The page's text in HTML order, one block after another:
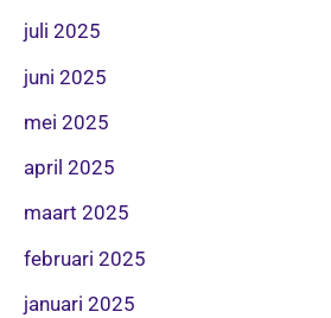
juli 2025
juni 2025
mei 2025
april 2025
maart 2025
februari 2025
januari 2025